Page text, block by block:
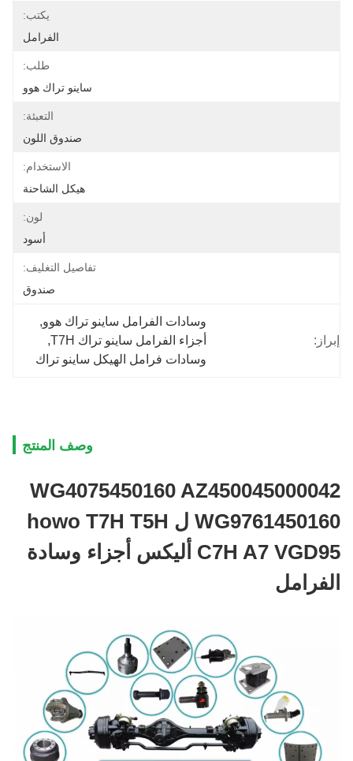
يكتب:
الفرامل
طلب:
ساينو تراك هوو
التعبئة:
صندوق اللون
الاستخدام:
هيكل الشاحنة
لون:
أسود
تفاصيل التغليف:
صندوق
إبراز:
وسادات الفرامل ساينو تراك هوو,
أجزاء الفرامل ساينو تراك T7H
,
وسادات فرامل الهيكل ساينو تراك
وصف المنتج
WG4075450160 AZ450045000042
WG9761450160 ل howo T7H T5H
C7H A7 VGD95 أليكس أجزاء وسادة
الفرامل